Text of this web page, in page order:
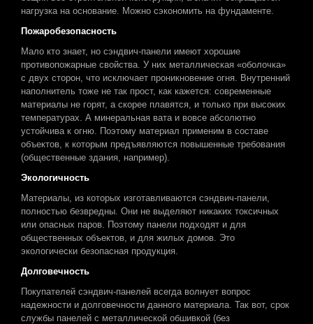
нагрузка на основание. Можно сэкономить на фундаменте.
Пожаробезопасность
Мало кто знает, но сэндвич-панели имеют хорошие
противопожарные свойства. У них металлическая «оболочка»
с двух сторон, что исключает проникновение огня. Внутренний
наполнитель тоже не так прост, как кажется: современные
материалы не горят, а скорее плавятся, и только при высоких
температурах. А минеральная вата и вовсе абсолютно
устойчива к огню. Поэтому материал применим в составе
объектов, к которым предъявляются повышенные требования
(общественные здания, например).
Экологичность
Материалы, из которых изготавливаются сэндвич-панели,
полностью безвредны. Они не выделяют никаких токсичных
или опасных паров. Поэтому панели подходят и для
общественных объектов, и для жилых домов. Это
экологически безопасная продукция.
Долговечность
Покупателей сэндвич-панелей всегда волнует вопрос
надежности и долговечности данного материала. Так вот, срок
службы панелей с металлической обшивкой (без